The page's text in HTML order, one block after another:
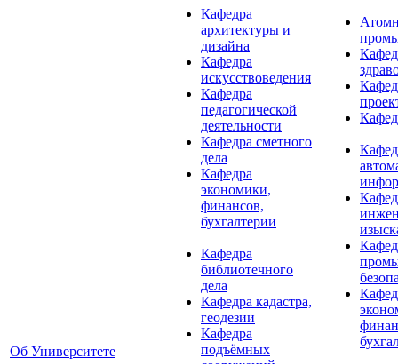
Об Университете
Кафедра
архитектуры и
дизайна
Кафедра
искусствоведения
Кафедра
педагогической
деятельности
Кафедра сметного
дела
Кафедра
экономики,
финансов,
бухгалтерии
Кафедра
библиотечного
дела
Кафедра кадастра,
геодезии
Кафедра
подъёмных